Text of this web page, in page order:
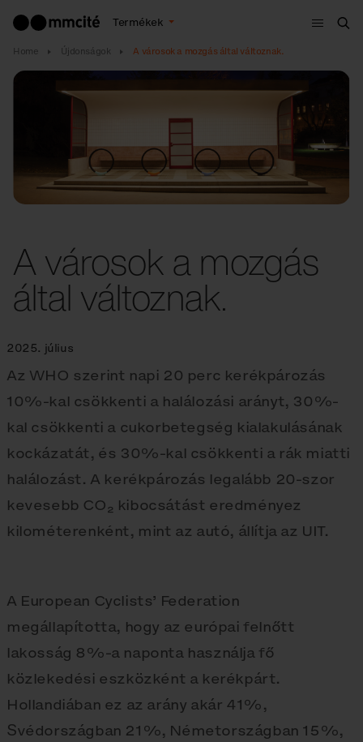
Termékek
Menü
Home Újdonságok A városok a mozgás által változnak.
A városok a mozgás
által változnak.
2025. július
Az WHO szerint napi 20 perc kerékpározás
10%-kal csökkenti a halálozási arányt, 30%-
kal csökkenti a cukorbetegség kialakulásának
kockázatát, és 30%-kal csökkenti a rák miatti
halálozást. A kerékpározás legalább 20-szor
kevesebb CO₂ kibocsátást eredményez
kilométerenként, mint az autó, állítja az UIT.
A European Cyclists’ Federation
megállapította, hogy az európai felnőtt
lakosság 8%-a naponta használja fő
közlekedési eszközként a kerékpárt.
Hollandiában ez az arány akár 41%,
Svédországban 21%, Németországban 15%,